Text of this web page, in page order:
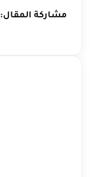
مشاركة المقال: